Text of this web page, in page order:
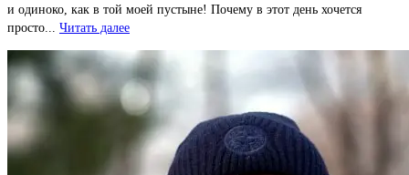
и одиноко, как в той моей пустыне! Почему в этот день хочется
просто... Читать далее